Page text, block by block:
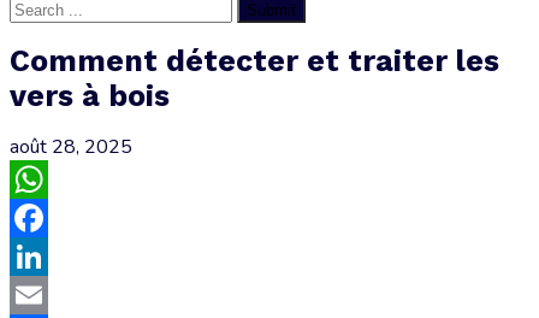
Submit
Comment détecter et traiter les
vers à bois
août 28, 2025
WhatsApp
Facebook
LinkedIn